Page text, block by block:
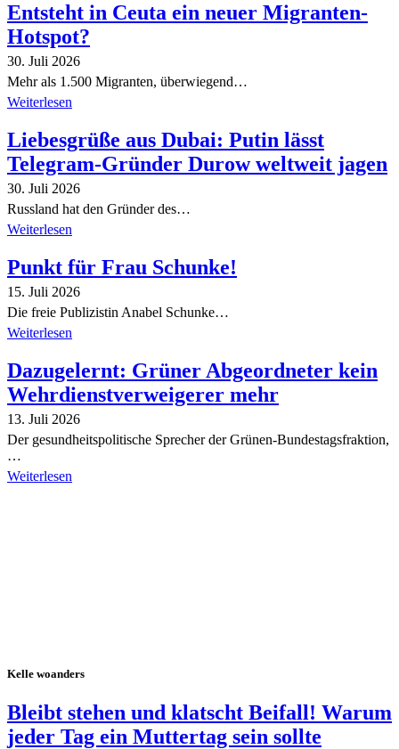
Entsteht in Ceuta ein neuer Migranten-
Hotspot?
30. Juli 2026
Mehr als 1.500 Migranten, überwiegend…
Weiterlesen
Liebesgrüße aus Dubai: Putin lässt
Telegram-Gründer Durow weltweit jagen
30. Juli 2026
Russland hat den Gründer des…
Weiterlesen
Punkt für Frau Schunke!
15. Juli 2026
Die freie Publizistin Anabel Schunke…
Weiterlesen
Dazugelernt: Grüner Abgeordneter kein
Wehrdienstverweigerer mehr
13. Juli 2026
Der gesundheitspolitische Sprecher der Grünen-Bundestagsfraktion,
…
Weiterlesen
Kelle woanders
Bleibt stehen und klatscht Beifall! Warum
jeder Tag ein Muttertag sein sollte